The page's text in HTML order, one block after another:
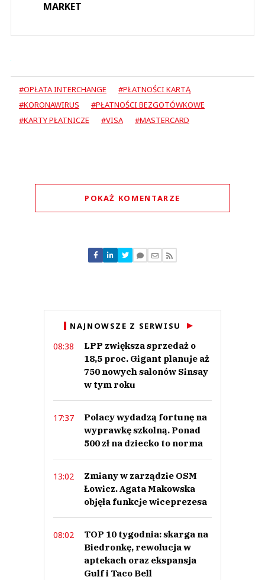
MARKET
#OPŁATA INTERCHANGE
#PŁATNOŚCI KARTĄ
#KORONAWIRUS
#PŁATNOŚCI BEZGOTÓWKOWE
#KARTY PŁATNICZE
#VISA #MASTERCARD
POKAŻ KOMENTARZE
Nie znaleziono komentarzy
Zostaw swoje komentarze
NAJNOWSZE Z SERWISU
08:38
LPP zwiększa sprzedaż o
18,5 proc. Gigant planuje aż
750 nowych salonów Sinsay
w tym roku
17:37
Polacy wydadzą fortunę na
wyprawkę szkolną. Ponad
500 zł na dziecko to norma
13:02
Zmiany w zarządzie OSM
Łowicz. Agata Makowska
objęła funkcje wiceprezesa
08:02
TOP 10 tygodnia: skarga na
Biedronkę, rewolucja w
aptekach oraz ekspansja
Gulf i Taco Bell